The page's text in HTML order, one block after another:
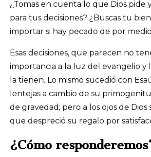
¿Tomas en cuenta lo que Dios pide
para tus decisiones? ¿Buscas tu
importar si hay pecado de por
Esas decisiones, que parecen no
importancia a la luz del evangelio y
la tienen. Lo mismo sucedió con
lentejas a cambio de su
de gravedad; pero a los ojos de Dios
que despreció su regalo por
¿Cómo